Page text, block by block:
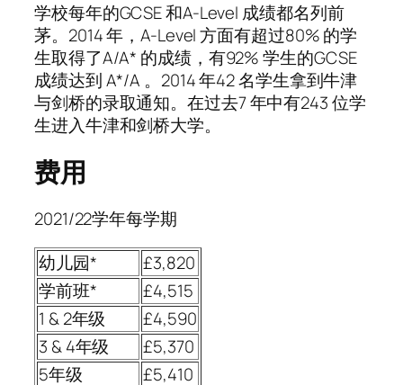
学校每年的GCSE 和A-Level 成绩都名列前
茅。2014 年，A-Level 方面有超过80% 的学
生取得了A/A* 的成绩，有92% 学生的GCSE
成绩达到 A*/A 。2014 年42 名学生拿到牛津
与剑桥的录取通知。在过去7 年中有243 位学
生进入牛津和剑桥大学。
费用
2021/22学年每学期
幼儿园*
£3,820
学前班*
£4,515
1 & 2年级
£4,590
3 & 4年级
£5,370
5年级
£5,410